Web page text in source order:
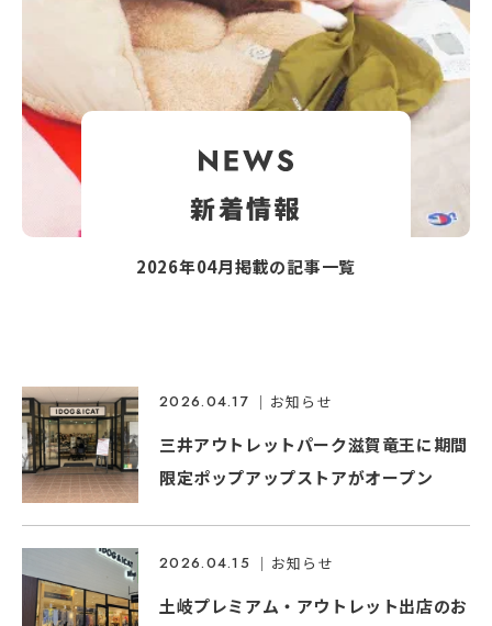
新着情報
2026年04月掲載の記事一覧
2026.04.17 ｜お知らせ
三井アウトレットパーク滋賀竜王に期間
限定ポップアップストアがオープン
2026.04.15 ｜お知らせ
土岐プレミアム・アウトレット出店のお